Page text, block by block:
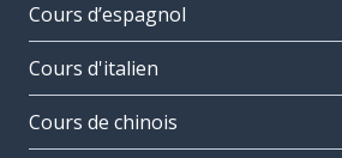
Cours d’espagnol
Cours d'italien
Cours de chinois